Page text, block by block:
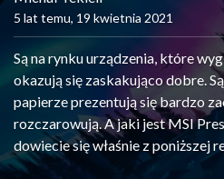
5 lat temu, 19 kwietnia 2021
Są na rynku urządzenia, które
okazują się zaskakująco dobre.
papierze prezentują się bardzo
rozczarowują. A jaki jest MSI
dowiecie się właśnie z poniższej